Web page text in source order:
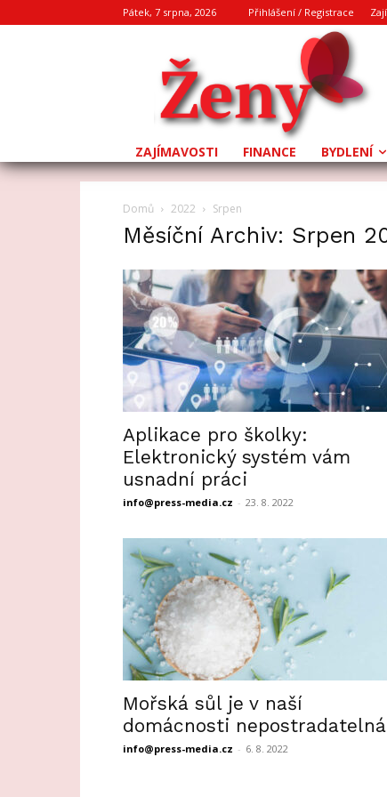
Pátek, 7 srpna, 2026 Přihlášení / Registrace
ZAJÍMAVOSTI FINANCE BYDLENÍ
Domů 2022 Srpen
Měsíční Archiv: Srpen
Aplikace pro školky:
Elektronický systém vám
usnadní práci
info@press-media.cz - 23. 8. 2022
Mořská sůl je v naší
domácnosti nepostradatelná
info@press-media.cz - 6. 8. 2022